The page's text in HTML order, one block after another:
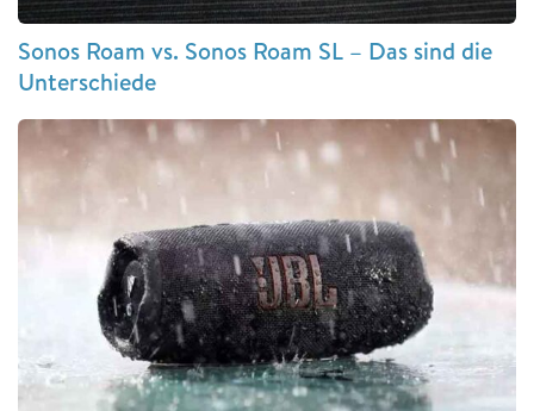
Sonos Roam vs. Sonos Roam SL – Das sind die
Unterschiede